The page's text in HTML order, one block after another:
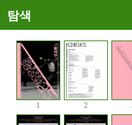
탐색
1 2